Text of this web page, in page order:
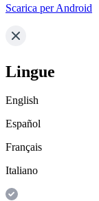
Scarica per Android
Lingue
English
Español
Français
Italiano